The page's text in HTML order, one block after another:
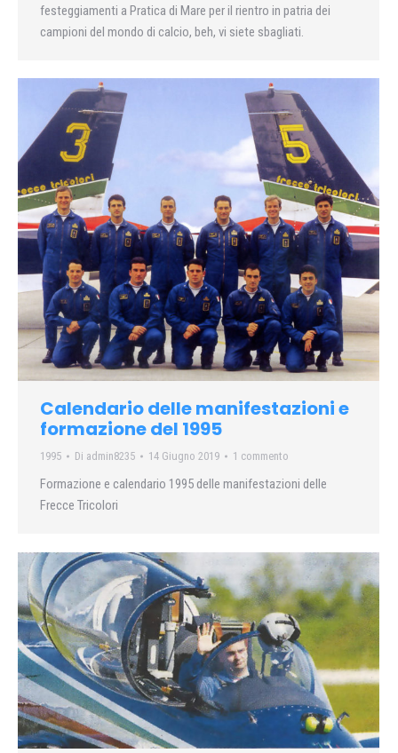
festeggiamenti a Pratica di Mare per il rientro in patria dei
campioni del mondo di calcio, beh, vi siete sbagliati.
Calendario delle manifestazioni e
formazione del 1995
1995 Di admin8235 14 Giugno 2019 1 commento
Formazione e calendario 1995 delle manifestazioni delle
Frecce Tricolori